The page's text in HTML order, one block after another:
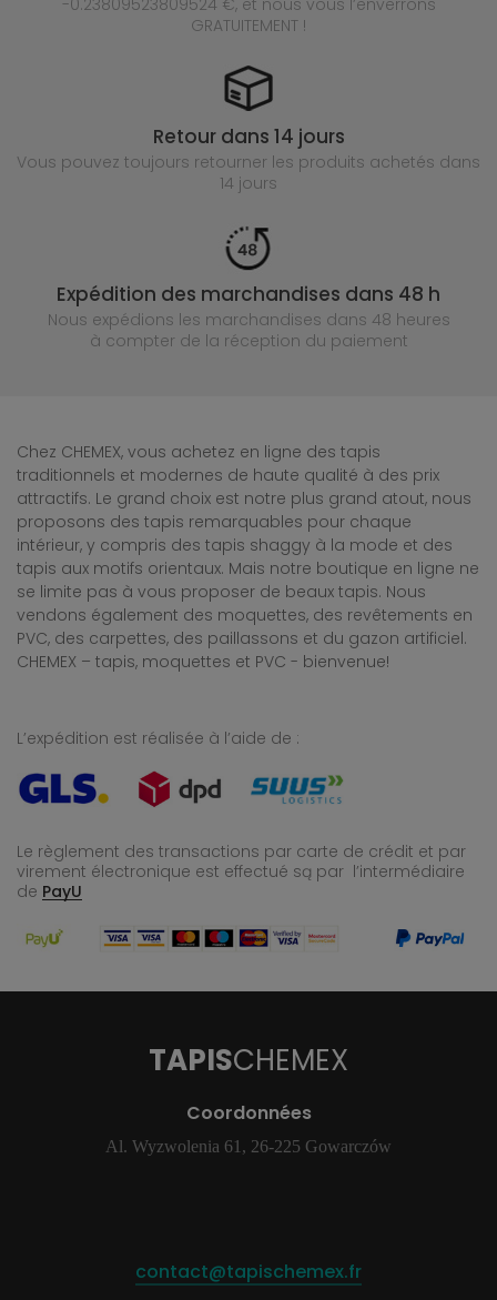
-0.23809523809524 €, et nous vous l’enverrons
GRATUITEMENT !
Retour dans 14 jours
Vous pouvez toujours retourner les produits achetés dans
14 jours
Expédition des marchandises dans 48 h
Nous expédions les marchandises dans 48 heures
à compter de la réception du paiement
Chez CHEMEX, vous achetez en ligne des tapis
traditionnels et modernes de haute qualité à des prix
attractifs. Le grand choix est notre plus grand atout, nous
proposons des tapis remarquables pour chaque
intérieur, y compris des tapis shaggy à la mode et des
tapis aux motifs orientaux. Mais notre boutique en ligne ne
se limite pas à vous proposer de beaux tapis. Nous
vendons également des moquettes, des revêtements en
PVC, des carpettes, des paillassons et du gazon artificiel.
CHEMEX – tapis, moquettes et PVC - bienvenue!
L’expédition est réalisée à l’aide de :
Le règlement des transactions par carte de crédit et par
virement électronique est effectué są par l’intermédiaire
de PayU
TAPISCHEMEX
Coordonnées
Al. Wyzwolenia 61, 26-225 Gowarczów
contact@tapischemex.fr